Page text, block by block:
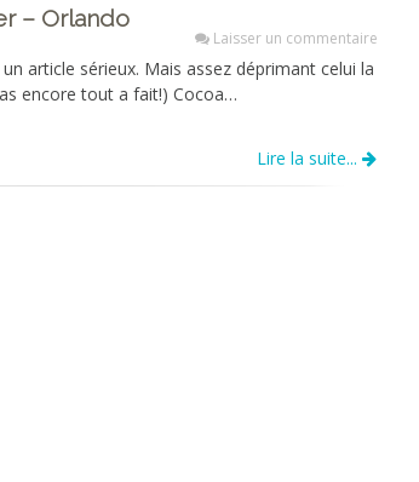
– Orlando
Laisser un commentaire
article sérieux. Mais assez déprimant celui la
encore tout a fait!) Cocoa…
Lire la suite...